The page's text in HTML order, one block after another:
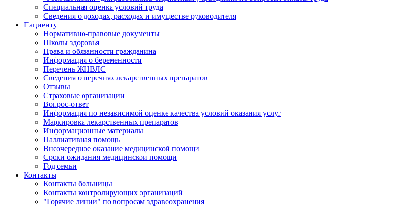
Специальная оценка условий труда
Сведения о доходах, расходах и имуществе руководителя
Пациенту
Нормативно-правовые документы
Школы здоровья
Права и обязанности гражданина
Информация о беременности
Перечень ЖНВЛС
Сведения о перечнях лекарственных препаратов
Отзывы
Страховые организации
Вопрос-ответ
Информация по независимой оценке качества условий оказания услуг
Маркировка лекарственных препаратов
Информационные материалы
Паллиативная помощь
Внеочередное оказание медицинской помощи
Сроки ожидания медицинской помощи
Год семьи
Контакты
Контакты больницы
Контакты контролирующих организаций
"Горячие линии" по вопросам здравоохранения